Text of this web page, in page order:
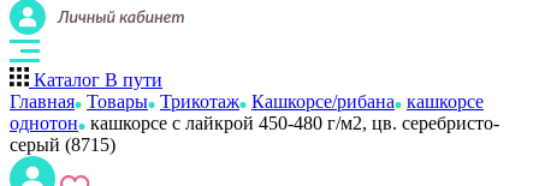
Каталог В пути
Главная Товары Трикотаж Кашкорсе/рибана
кашкорсе
однотон
кашкорсе с лайкрой 450-480 г/м2, цв. серебристо-
серый (8715)